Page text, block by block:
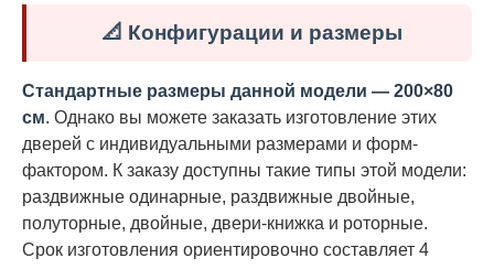
📐 Конфигурации и размеры
Стандартные размеры данной модели — 200×80
см. Однако вы можете заказать изготовление этих
дверей с индивидуальными размерами и форм-
фактором. К заказу доступны такие типы этой модели:
раздвижные одинарные, раздвижные двойные,
полуторные, двойные, двери-книжка и роторные.
Срок изготовления ориентировочно составляет 4